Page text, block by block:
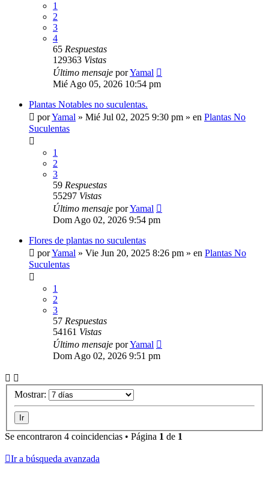
1
2
3
4
65 Respuestas
129363 Vistas
Último mensaje porYamal
Mié Ago 05, 2026 10:54 pm
Plantas Notables no suculentas.
porYamal » Mié Jul 02, 2025 9:30 pm » en Plantas No
Suculentas
1
2
3
59 Respuestas
55297 Vistas
Último mensaje porYamal
Dom Ago 02, 2026 9:54 pm
Flores de plantas no suculentas
porYamal » Vie Jun 20, 2025 8:26 pm » en Plantas No
Suculentas
1
2
3
57 Respuestas
54161 Vistas
Último mensaje porYamal
Dom Ago 02, 2026 9:51 pm
Mostrar:
Se encontraron 4 coincidencias • Página 1 de 1
Ir a búsqueda avanzada